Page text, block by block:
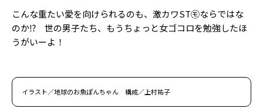
こんな重たい愛を向けられるのも、激カワST㋲ならではな
のか⁉ 世の男子たち、もうちょっと女ゴコロを勉強したほ
うがいーよ！
イラスト／地球のお魚ぽんちゃん 構成／上村祐子